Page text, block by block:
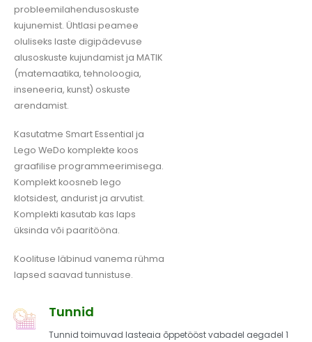
probleemilahendusoskuste
kujunemist. Ühtlasi peamee
oluliseks laste digipädevuse
alusoskuste kujundamist ja MATIK
(matemaatika, tehnoloogia,
inseneeria, kunst) oskuste
arendamist.
Kasutatme Smart Essential ja
Lego WeDo komplekte koos
graafilise programmeerimisega.
Komplekt koosneb lego
klotsidest, andurist ja arvutist.
Komplekti kasutab kas laps
üksinda või paaritööna.
Koolituse läbinud vanema rühma
lapsed saavad tunnistuse.
Tunnid
Tunnid toimuvad lasteaia õppetööst vabadel aegadel 1